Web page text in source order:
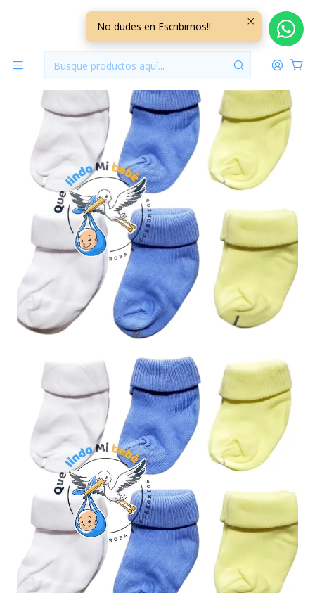
Inicio Accesorios Calcetas
Calcetas Pack de 6 0/3 Meses Celeste/Blanco/Amarillo
No dudes en Escribirnos!!